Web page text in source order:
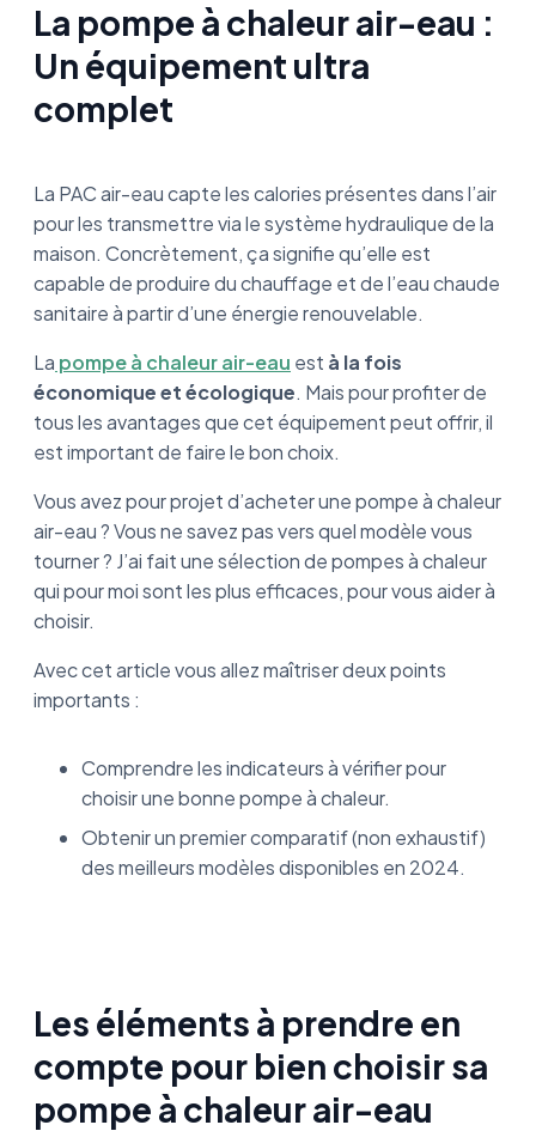
La pompe à chaleur air-eau :
Un équipement ultra
complet
La PAC air-eau capte les calories présentes dans l’air
pour les transmettre via le système hydraulique de la
maison. Concrètement, ça signifie qu’elle est
capable de produire du chauffage et de l’eau chaude
sanitaire à partir d’une énergie renouvelable.
La pompe à chaleur air-eau est à la fois
économique et écologique. Mais pour profiter de
tous les avantages que cet équipement peut offrir, il
est important de faire le bon choix.
Vous avez pour projet d’acheter une pompe à chaleur
air-eau ? Vous ne savez pas vers quel modèle vous
tourner ? J’ai fait une sélection de pompes à chaleur
qui pour moi sont les plus efficaces, pour vous aider à
choisir.
Avec cet article vous allez maîtriser deux points
importants :
Comprendre les indicateurs à vérifier pour
choisir une bonne pompe à chaleur.
Obtenir un premier comparatif (non exhaustif)
des meilleurs modèles disponibles en 2024.
Les éléments à prendre en
compte pour bien choisir sa
pompe à chaleur air-eau